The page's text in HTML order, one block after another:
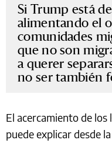
Si Trump está
alimentando el
comunidades
que no son
a querer
no ser también
El acercamiento de
puede explicar desde